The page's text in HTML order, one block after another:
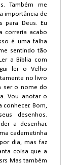
Também me
importância de
para Deus. Eu
correria acabo
é uma falha
sentindo tão
a Bíblia com
ler o Velho
no livro
ser o nome do
Vou anotar o
conhecer. Bom,
desenhos.
a desenhar.
cadernetinha
dia, mas faz
coisa que a
Mas também